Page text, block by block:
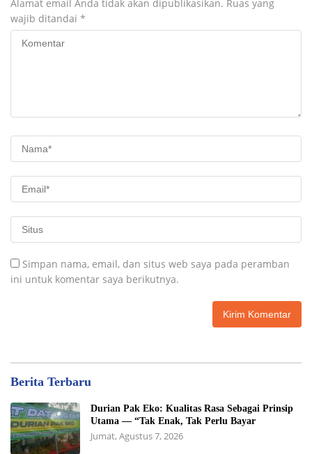
Alamat email Anda tidak akan dipublikasikan. Ruas yang
wajib ditandai *
Simpan nama, email, dan situs web saya pada peramban
ini untuk komentar saya berikutnya.
Berita Terbaru
Durian Pak Eko: Kualitas Rasa Sebagai Prinsip
Utama — “Tak Enak, Tak Perlu Bayar
Jumat, Agustus 7, 2026